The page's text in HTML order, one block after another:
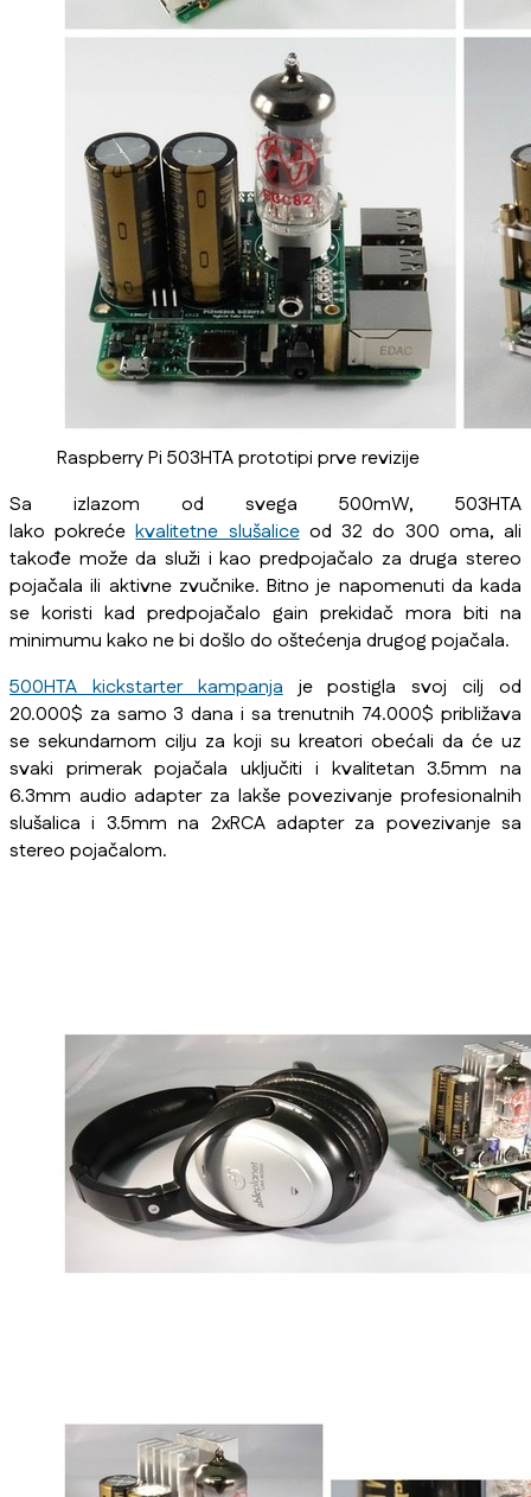
Raspberry Pi 503HTA prototipi prve revizije
Sa izlazom od svega 500mW, 503HTA
lako pokrećekvalitetne slušaliceod 32 do 300 oma, ali
takođe može da služi i kao predpojačalo za druga stereo
pojačala ili aktivne zvučnike. Bitno je napomenuti da kada
se koristi kad predpojačalo gain prekidač mora biti na
minimumu kako ne bi došlo do oštećenja drugog pojačala.
500HTA kickstarter kampanjaje postigla svoj cilj od
20.000$ za samo 3 dana i sa trenutnih 74.000$ približava
se sekundarnom cilju za koji su kreatori obećali da će uz
svaki primerak pojačala uključiti i kvalitetan 3.5mm na
6.3mm audio adapter za lakše povezivanje profesionalnih
slušalica i 3.5mm na 2xRCA adapter za povezivanje sa
stereo pojačalom.